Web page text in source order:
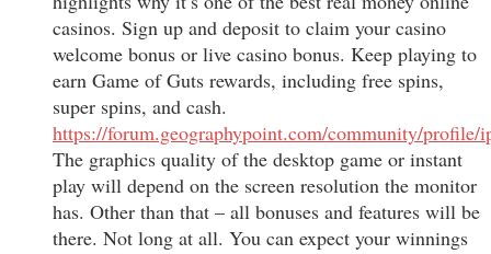
casinos. Sign up and deposit to claim your casino
welcome bonus or live casino bonus. Keep playing to
earn Game of Guts rewards, including free spins,
super spins, and cash.
https://forum.geographypoint.com/community/profile/
The graphics quality of the desktop game or instant
play will depend on the screen resolution the monitor
has. Other than that – all bonuses and features will be
there. Not long at all. You can expect your winnings